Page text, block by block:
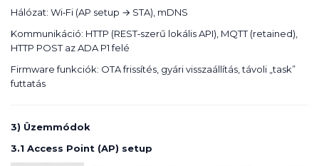
Hálózat: Wi‑Fi (AP setup → STA), mDNS
Kommunikáció: HTTP (REST‑szerű lokális API), MQTT (retained),
HTTP POST az ADA P1 felé
Firmware funkciók: OTA frissítés, gyári visszaállítás, távoli „task”
futtatás
3) Üzemmódok
3.1 Access Point (AP) setup